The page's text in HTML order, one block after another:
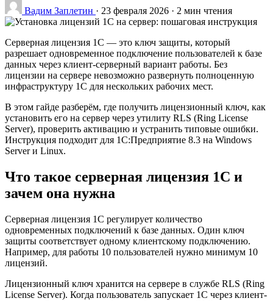
Вадим Заплетин · 23 февраля 2026 · 2 мин чтения
Серверная лицензия 1С — это ключ защиты, который
разрешает одновременное подключение пользователей к базе
данных через клиент-серверный вариант работы. Без
лицензии на сервере невозможно развернуть полноценную
инфраструктуру 1С для нескольких рабочих мест.
В этом гайде разберём, где получить лицензионный ключ, как
установить его на сервер через утилиту RLS (Ring License
Server), проверить активацию и устранить типовые ошибки.
Инструкция подходит для 1С:Предприятие 8.3 на Windows
Server и Linux.
Что такое серверная лицензия 1С и
зачем она нужна
Серверная лицензия 1С регулирует количество
одновременных подключений к базе данных. Один ключ
защиты соответствует одному клиентскому подключению.
Например, для работы 10 пользователей нужно минимум 10
лицензий.
Лицензионный ключ хранится на сервере в службе RLS (Ring
License Server). Когда пользователь запускает 1С через клиент-